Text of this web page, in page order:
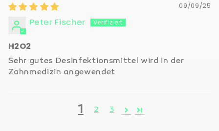
09/09/25
Peter Fischer
H2O2
Sehr gutes Desinfektionsmittel wird in der
Zahnmedizin angewendet
1 2 3